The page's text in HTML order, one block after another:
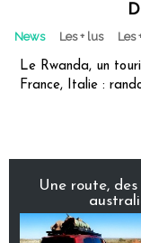
News Les + lus Les
Le Rwanda, un
France, Italie :
Une route,